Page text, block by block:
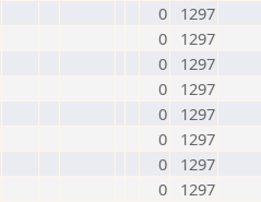
0
1297
0
1297
0
1297
0
1297
0
1297
0
1297
0
1297
0
1297